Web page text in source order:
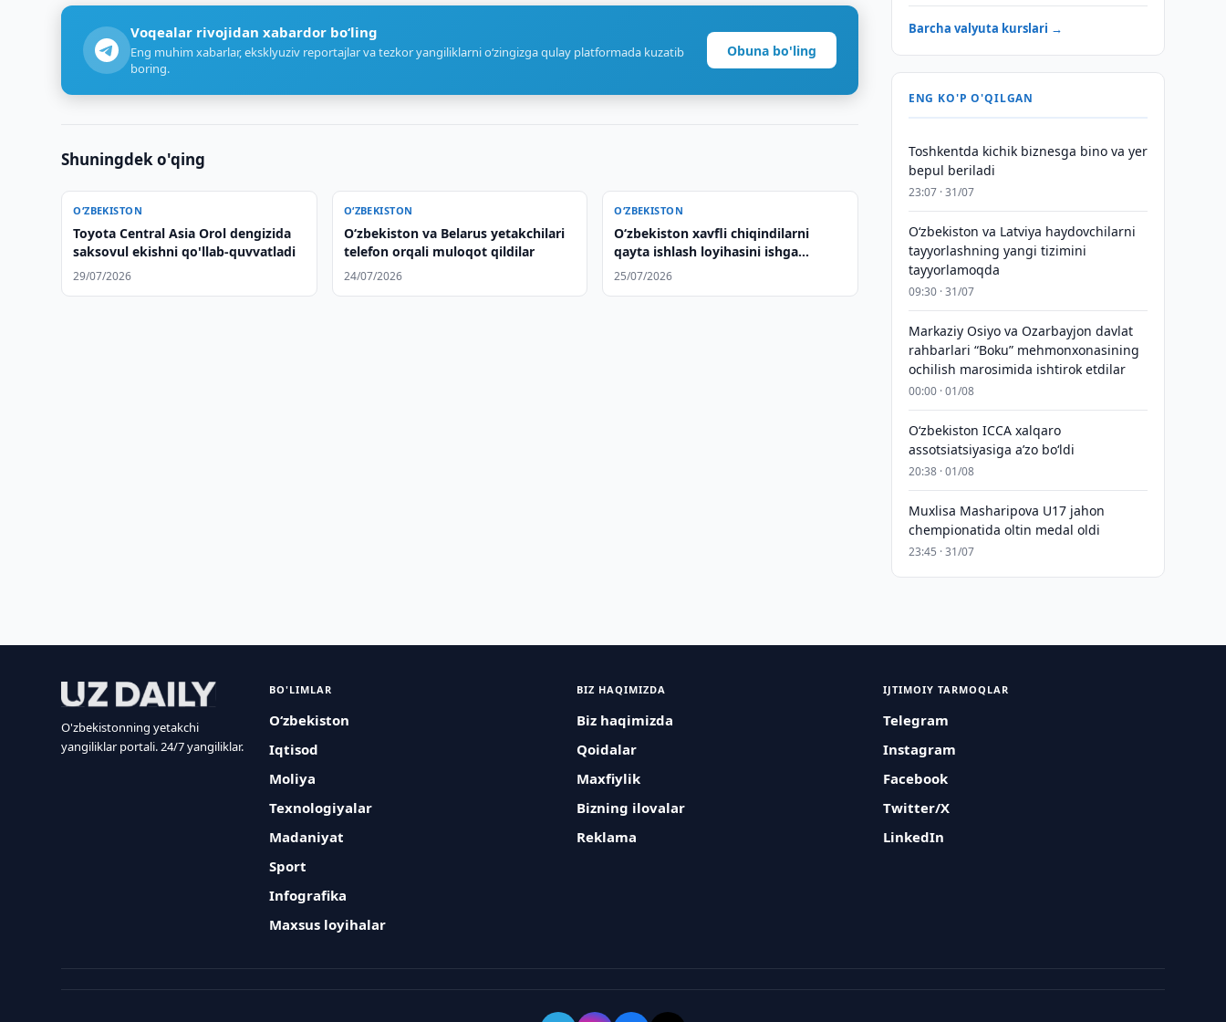
Voqealar rivojidan xabardor bo‘ling
Eng muhim xabarlar, eksklyuziv reportajlar va tezkor yangiliklarni o‘zingizga qulay platformada kuzatib
boring.
Obuna bo'ling
Shuningdek o'qing
O‘ZBEKISTON
Toyota Central Asia Orol dengizida
saksovul ekishni qo'llab-quvvatladi
29/07/2026
O‘ZBEKISTON
Oʻzbekiston va Belarus yetakchilari
telefon orqali muloqot qildilar
24/07/2026
O‘ZBEKISTON
Oʻzbekiston xavfli chiqindilarni
qayta ishlash loyihasini ishga
tushirishni muhokama qildi
25/07/2026
Barcha valyuta kurslari →
ENG KO'P O'QILGAN
Toshkentda kichik biznesga bino va yer
bepul beriladi
23:07 · 31/07
Oʻzbekiston va Latviya haydovchilarni
tayyorlashning yangi tizimini
tayyorlamoqda
09:30 · 31/07
Markaziy Osiyo va Ozarbayjon davlat
rahbarlari “Boku” mehmonxonasining
ochilish marosimida ishtirok etdilar
00:00 · 01/08
O‘zbekiston ICCA xalqaro
assotsiatsiyasiga aʼzo bo‘ldi
20:38 · 01/08
Muxlisa Masharipova U17 jahon
chempionatida oltin medal oldi
23:45 · 31/07
O'zbekistonning yetakchi
yangiliklar portali. 24/7 yangiliklar.
BO'LIMLAR
O‘zbekiston
Iqtisod
Moliya
Texnologiyalar
Madaniyat
Sport
Infografika
Maxsus loyihalar
BIZ HAQIMIZDA
Biz haqimizda
Qoidalar
Maxfiylik
Bizning ilovalar
Reklama
IJTIMOIY TARMOQLAR
Telegram
Instagram
Facebook
Twitter/X
LinkedIn